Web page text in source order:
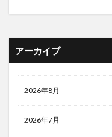
アーカイブ
2026年8月
2026年7月